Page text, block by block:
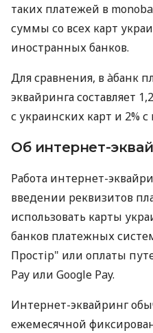
таких платежей в
суммы со всех карт
иностранных банков.
Для сравнения, в àбанк
эквайринга составляет
с украинских карт и 2%
Об интернет-
Работа интернет-
введении реквизитов
использовать карты
банков платежных
Простір" или оплаты
Pay или Google Pay.
Интернет-эквайринг
ежемесячной